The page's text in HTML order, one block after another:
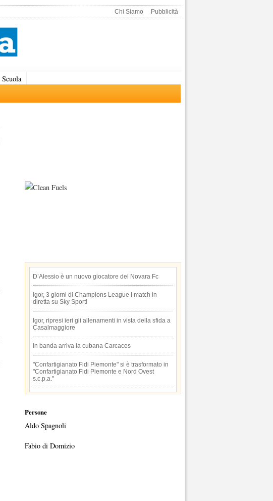
Chi Siamo Pubblicità
Scuola
D’Alessio è un nuovo giocatore del Novara Fc
Igor, 3 giorni di Champions League I match in
diretta su Sky Sport!
Igor, ripresi ieri gli allenamenti in vista della sfida a
Casalmaggiore
In banda arriva la cubana Carcaces
"Confartigianato Fidi Piemonte" si è trasformato in
"Confartigianato Fidi Piemonte e Nord Ovest
s.c.p.a."
Persone
Aldo Spagnoli
Fabio di Domizio